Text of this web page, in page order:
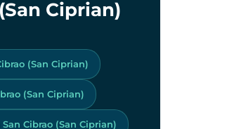
Ciprian)
(San Ciprian)
(San Ciprian)
Cibrao (San Ciprian)